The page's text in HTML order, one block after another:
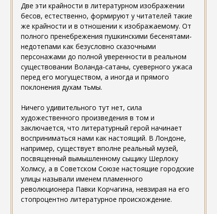
Две эти крайности в литературном изображении
бесов, естественно, формируют у читателей такие
же крайности и в отношении к изображаемому. От
полного пренебрежения пушкинскими бесенятами-
недотепами как безусловно сказочными
персонажами до полной уверенности в реальном
существовании Воланда-сатаны, суеверного ужаса
перед его могуществом, а иногда и прямого
поклонения духам тьмы.
Ничего удивительного тут нет, сила
художественного произведения в том и
заключается, что литературный герой начинает
восприниматься нами как настоящий. В Лондоне,
например, существует вполне реальный музей,
посвященный вымышленному сыщику Шерлоку
Холмсу, а в Советском Союзе настоящие городские
улицы называли именем пламенного
революционера Павки Корчагина, невзирая на его
стопроцентно литературное происхождение.